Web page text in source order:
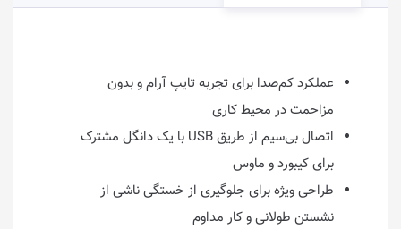
عملکرد کم‌صدا برای تجربه تایپ آرام و بدون
مزاحمت در محیط کاری
اتصال بی‌سیم از طریق USB با یک دانگل مشترک
برای کیبورد و ماوس
طراحی ویژه برای جلوگیری از خستگی ناشی از
نشستن طولانی و کار مداوم